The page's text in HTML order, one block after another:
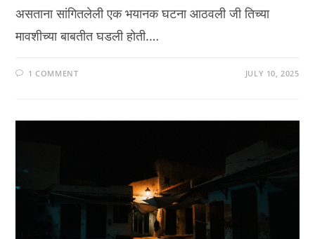
असताना सांगितलेली एक भयानक घटना आठवली जी तिच्या
मावशीच्या बाबतीत घडली होती.…
1 COMMENT JULY 10, 2025